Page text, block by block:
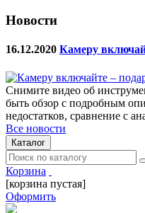
Новости
16.12.2020 Камеру
Снимите видео об
быть обзор с подробным
недостатков, сравнение с
Все новости
Каталог
Корзина
[корзина пустая]
Оформить